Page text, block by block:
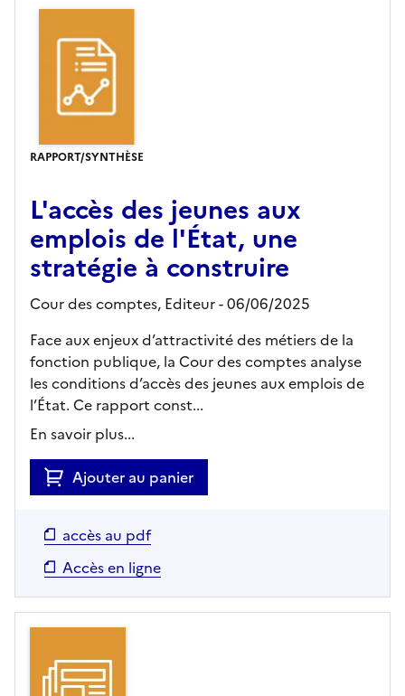
RAPPORT/SYNTHÈSE
L'accès des jeunes aux
emplois de l'État, une
stratégie à construire
Cour des comptes, Editeur- 06/06/2025
Face aux enjeux d’attractivité des métiers de la
fonction publique, la Cour des comptes analyse
les conditions d’accès des jeunes aux emplois de
l’État. Ce rapport const...
En savoir plus...
Ajouter au panier
accès au pdf
Accès en ligne